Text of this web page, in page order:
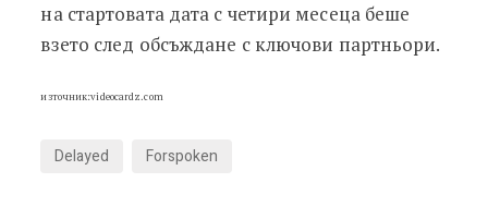
на стартовата дата с четири месеца беше
взето след обсъждане с ключови партньори.
източник:videocardz.com
Delayed Forspoken